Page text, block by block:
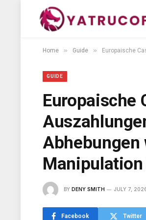
Home » Guide » Europaische
GUIDE
Europaische
BY DENY SMITH JULY 7,
Facebook Twitter